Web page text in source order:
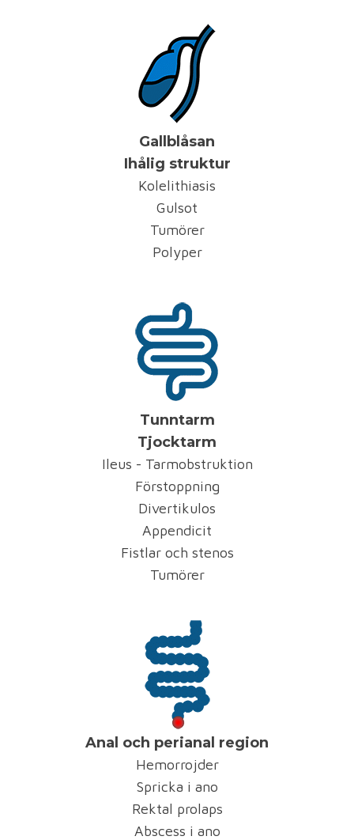
Gallblåsan
Ihålig struktur
Kolelithiasis
Gulsot
Tumörer
Polyper
Tunntarm
Tjocktarm
Ileus - Tarmobstruktion
Förstoppning
Divertikulos
Appendicit
Fistlar och stenos
Tumörer
Anal och perianal region
Hemorrojder
Spricka i ano
Rektal prolaps
Abscess i ano